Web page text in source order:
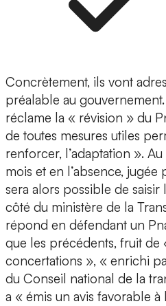
Concrètement, ils vont
préalable au
réclame la « révision » du
de toutes mesures utiles
renforcer, l’adaptation ».
mois et en l’absence,
sera alors possible de saisir
côté du ministère de la
répond en défendant un
que les précédents, fruit de
concertations », « enrichi
du Conseil national de la
a « émis un avis favorable